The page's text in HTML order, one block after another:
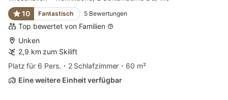
10
Fantastisch 5 Bewertungen
Top bewertet von Familien
Unken
2,9 km zum Skilift
Platz für 6 Pers.
2 Schlafzimmer
60 m²
Eine weitere Einheit verfügbar